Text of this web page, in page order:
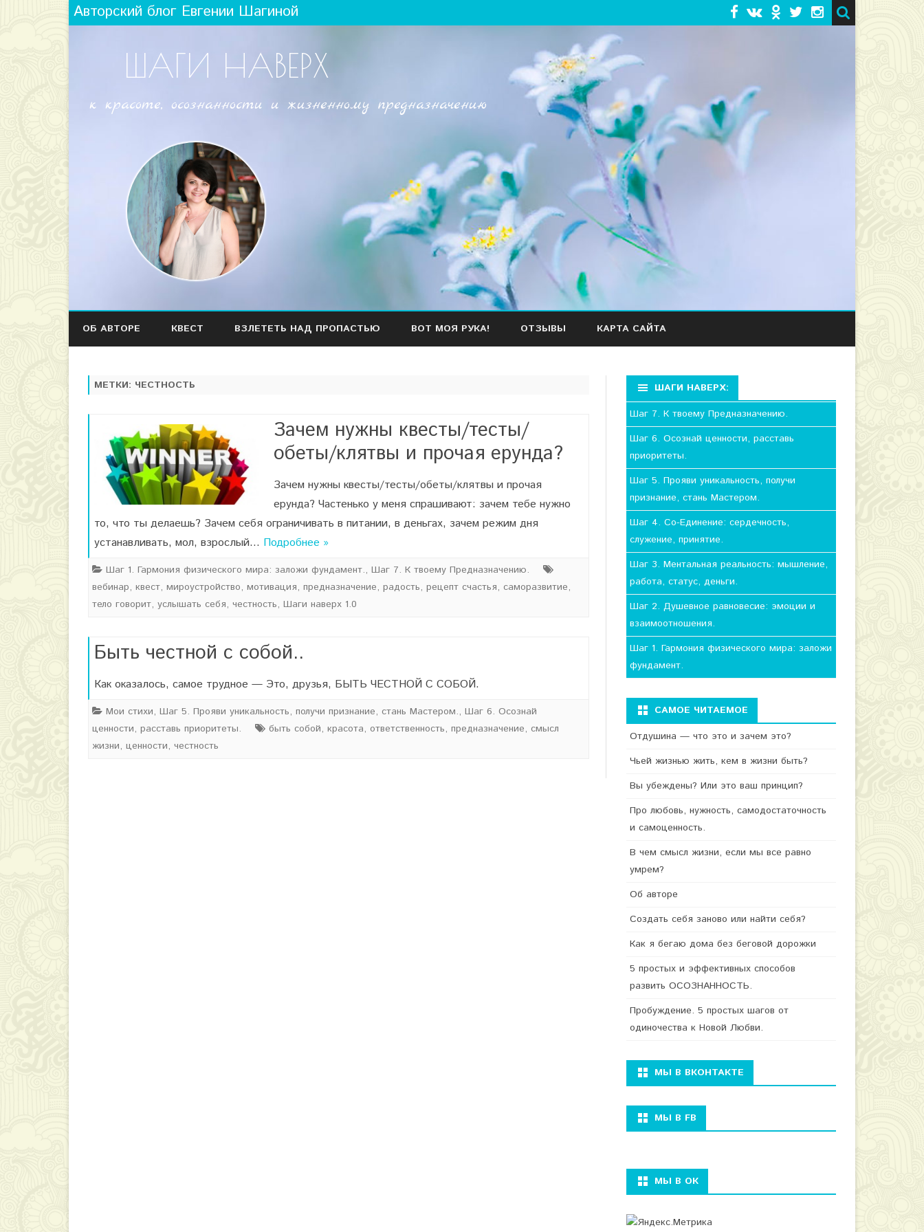
Авторский блог Евгении Шагиной
ШАГИ НАВЕРХ
к красоте, осознанности и жизненному предназначению
Наверх
ОБ АВТОРЕ КВЕСТ ВЗЛЕТЕТЬ НАД ПРОПАСТЬЮ ВОТ МОЯ РУКА! ОТЗЫВЫ КАРТА САЙТА
МЕТКИ: ЧЕСТНОСТЬ
Зачем нужны квесты/тесты/
обеты/клятвы и прочая ерунда?
Зачем нужны квесты/тесты/обеты/клятвы и прочая
ерунда? Частенько у меня спрашивают: зачем тебе нужно
то, что ты делаешь? Зачем себя ограничивать в питании, в деньгах, зачем режим дня
устанавливать, мол, взрослый… Подробнее »
Шаг 1. Гармония физического мира: заложи фундамент., Шаг 7. К твоему Предназначению.
вебинар, квест, мироустройство, мотивация, предназначение, радость, рецепт счастья, саморазвитие,
тело говорит, услышать себя, честность, Шаги наверх 1.0
Быть честной с собой..
Как оказалось, самое трудное — Это, друзья, БЫТЬ ЧЕСТНОЙ С СОБОЙ.
Мои стихи, Шаг 5. Прояви уникальность, получи признание, стань Мастером., Шаг 6. Осознай
ценности, расставь приоритеты.
быть собой, красота, ответственность, предназначение, смысл
жизни, ценности, честность
ШАГИ НАВЕРХ:
Шаг 7. К твоему Предназначению.
Шаг 6. Осознай ценности, расставь
приоритеты.
Шаг 5. Прояви уникальность, получи
признание, стань Мастером.
Шаг 4. Со-Единение: сердечность,
служение, принятие.
Шаг 3. Ментальная реальность: мышление,
работа, статус, деньги.
Шаг 2. Душевное равновесие: эмоции и
взаимоотношения.
Шаг 1. Гармония физического мира: заложи
фундамент.
САМОЕ ЧИТАЕМОЕ
Отдушина — что это и зачем это?
Чьей жизнью жить, кем в жизни быть?
Вы убеждены? Или это ваш принцип?
Про любовь, нужность, самодостаточность
и самоценность.
В чем смысл жизни, если мы все равно
умрем?
Об авторе
Создать себя заново или найти себя?
Как я бегаю дома без беговой дорожки
5 простых и эффективных способов
развить ОСОЗНАННОСТЬ.
Пробуждение. 5 простых шагов от
одиночества к Новой Любви.
МЫ В ВКОНТАКТЕ
МЫ В FB
МЫ В ОК